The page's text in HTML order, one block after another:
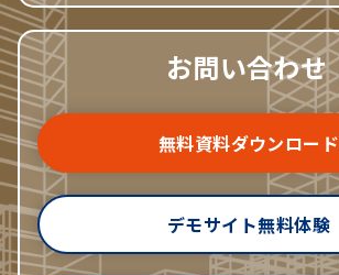
お問い合わせ
無料資料ダウンロード
デモサイト無料体験